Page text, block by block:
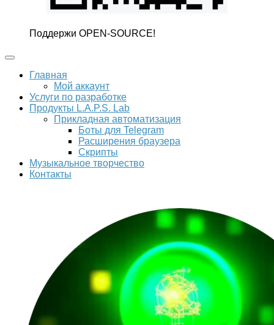
Поддержи OPEN-SOURCE!
Главная
Мой аккаунт
Услуги по разработке
Продукты L.A.P.S. Lab
Прикладная автоматизация
Боты для Telegram
Расширения браузера
Скрипты
Музыкальное творчество
Контакты